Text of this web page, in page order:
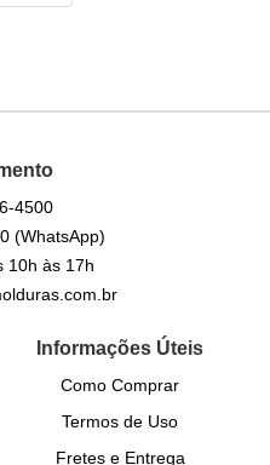
4500
(WhatsApp)
10h às 17h
Informações Úteis
Como Comprar
Termos de Uso
Fretes e Entrega